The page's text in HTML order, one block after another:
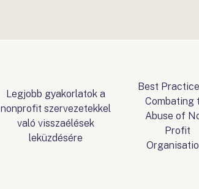
Legjobb gyakorlatok a
nonprofit szervezetekkel
való visszaélések
leküzdésére
Best
Combating
Abuse of
Profit